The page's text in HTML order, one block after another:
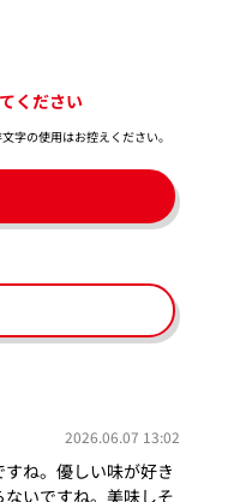
ください
字の使用はお控えください。​
2026.06.07 13:02
ね。優しい味が好き
いですね。美味しそ